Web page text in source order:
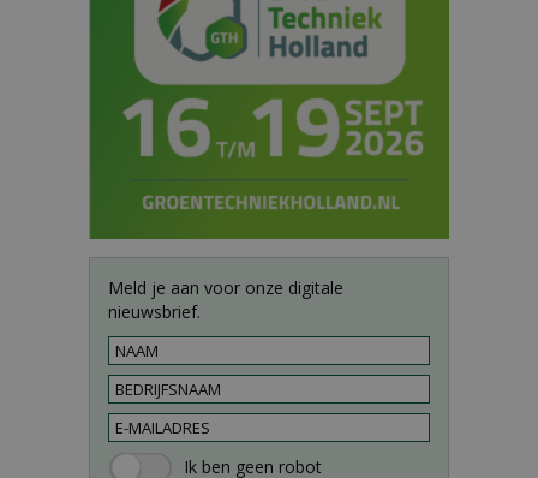
Meld je aan voor onze digitale
nieuwsbrief.